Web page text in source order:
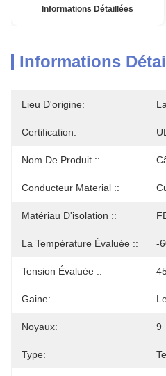
Informations Détaillées
Informations
Lieu D'origine:
Certification:
Nom De Produit ::
Conducteur Material ::
Matériau D'isolation ::
La Température Évaluée :: -
Tension Évaluée ::
Gaine:
Noyaux: 9
Type: